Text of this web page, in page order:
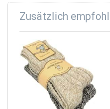
Zusätzlich